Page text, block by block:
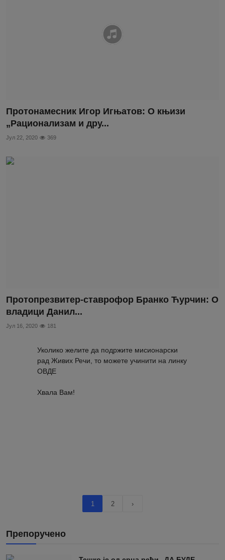
Протонамесник Игор Игњатов: О књизи
„Рационализам и дру...
Јул 22, 2020 369
Протопрезвитер-ставрофор Бранко Ћурчин: О
владици Данил...
Јул 16, 2020 181
Уколико желите да подржите мисионарски
рад Живих Речи, то можете учинити на линку
ОВДЕ
Хвала Вам!
1 2 ›
Препоручено